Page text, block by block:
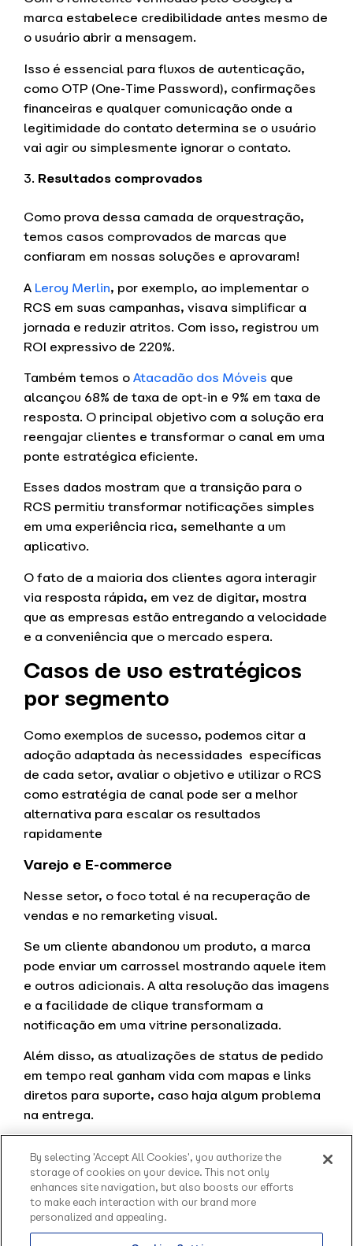
marca estabelece credibilidade antes mesmo de
o usuário abrir a mensagem.
Isso é essencial para fluxos de autenticação,
como OTP (One-Time Password), confirmações
financeiras e qualquer comunicação onde a
legitimidade do contato determina se o usuário
vai agir ou simplesmente ignorar o contato.
Resultados comprovados
Como prova dessa camada de orquestração,
temos casos comprovados de marcas que
confiaram em nossas soluções e aprovaram!
A Leroy Merlin, por exemplo, ao implementar o
RCS em suas campanhas, visava simplificar a
jornada e reduzir atritos. Com isso, registrou um
ROI expressivo de 220%.
Também temos oAtacadão dos Móveis que
alcançou 68% de taxa de opt-in e 9% em taxa de
resposta. O principal objetivo com a solução era
reengajar clientes e transformar o canal em uma
ponte estratégica eficiente.
Esses dados mostram que a transição para o
RCS permitiu transformar notificações simples
em uma experiência rica, semelhante a um
aplicativo.
O fato de a maioria dos clientes agora interagir
via resposta rápida, em vez de digitar, mostra
que as empresas estão entregando a velocidade
e a conveniência que o mercado espera.
Casos de uso estratégicos
por segmento
Como exemplos de sucesso, podemos citar a
adoção adaptada às necessidades específicas
de cada setor, avaliar o objetivo e utilizar o RCS
como estratégia de canal pode ser a melhor
alternativa para escalar os resultados
rapidamente
Varejo e E-commerce
Nesse setor, o foco total é na recuperação de
vendas e no remarketing visual.
Se um cliente abandonou um produto, a marca
pode enviar um carrossel mostrando aquele item
e outros adicionais. A alta resolução das imagens
e a facilidade de clique transformam a
notificação em uma vitrine personalizada.
Além disso, as atualizações de status de pedido
em tempo real ganham vida com mapas e links
diretos para suporte, caso haja algum problema
na entrega.
Para serviços financeiros, a prioridade é a
segurança e a gestão de cobrança. O RCS
permite o envio de faturas digitais com botões
diretos para copiar o código de barras ou
By selecting 'Accept All Cookies', you authorize the
storage of cookies on your device. This not only
enhances site navigation, but also boosts our efforts
to make each interaction with our brand more
personalized and appealing.